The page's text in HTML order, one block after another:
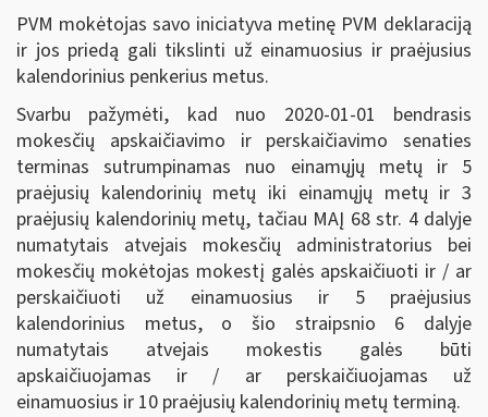
PVM mokėtojas savo iniciatyva metinę PVM deklaraciją
ir jos priedą gali tikslinti už einamuosius ir praėjusius
kalendorinius penkerius metus.
Svarbu pažymėti, kad nuo 2020-01-01 bendrasis
mokesčių apskaičiavimo ir perskaičiavimo senaties
terminas sutrumpinamas nuo einamųjų metų ir 5
praėjusių kalendorinių metų iki einamųjų metų ir 3
praėjusių kalendorinių metų, tačiau MAĮ 68 str. 4 dalyje
numatytais atvejais mokesčių administratorius bei
mokesčių mokėtojas mokestį galės apskaičiuoti ir / ar
perskaičiuoti už einamuosius ir 5 praėjusius
kalendorinius metus, o šio straipsnio 6 dalyje
numatytais atvejais mokestis galės būti
apskaičiuojamas ir / ar perskaičiuojamas už
einamuosius ir 10 praėjusių kalendorinių metų terminą.